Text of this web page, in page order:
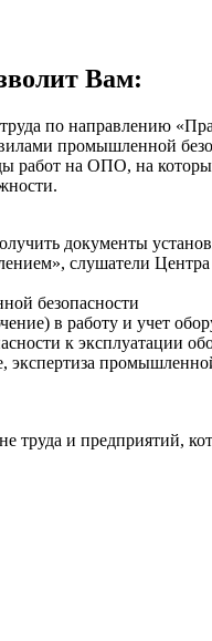
Вам:
по направлению
промышленной
работ на ОПО, на
документы
слушатели
безопасности
в работу и учет
к эксплуатации
экспертиза
труда и предприятий,